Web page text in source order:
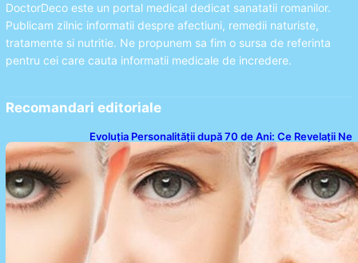
DoctorDeco este un portal medical dedicat sanatatii romanilor.
Publicam zilnic informatii despre afectiuni, remedii naturiste,
tratamente si nutritie. Ne propunem sa fim o sursa de referinta
pentru cei care cauta informatii medicale de incredere.
Recomandari editoriale
Evoluția Personalității după 70 de Ani: Ce Revelații Ne
Oferă Studiile Psihologice